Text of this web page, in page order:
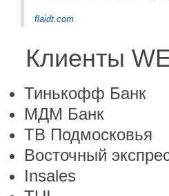
flaidt.com
Клиенты
Тинькофф Банк
МДМ Банк
ТВ Подмосковья
Восточный
Insales